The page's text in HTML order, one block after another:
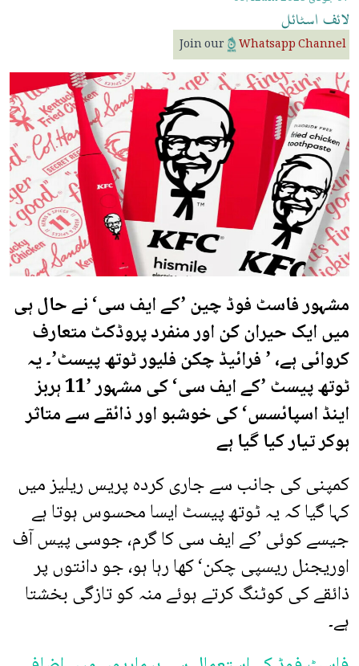
لائف اسٹائل
Join our Whatsapp Channel
مشہور فاسٹ فوڈ چین ’کے ایف سی‘ نے حال ہی
میں ایک حیران کن اور منفرد پروڈکٹ متعارف
کروائی ہے، ’ فرائیڈ چکن فلیور ٹوتھ پیسٹ’۔ یہ
ٹوتھ پیسٹ ’کے ایف سی‘ کی مشہور ’11 ہربز
اینڈ اسپائسس‘ کی خوشبو اور ذائقے سے متاثر
ہوکر تیار کیا گیا ہے
کمپنی کی جانب سے جاری کردہ پریس ریلیز میں
کہا گیا کہ یہ ٹوتھ پیسٹ ایسا محسوس ہوتا ہے
جیسے کوئی ’کے ایف سی کا گرم، جوسی پیس آف
اوریجنل ریسپی چکن‘ کھا رہا ہو، جو دانتوں پر
ذائقے کی کوٹنگ کرتے ہوئے منہ کو تازگی بخشتا
ہے۔